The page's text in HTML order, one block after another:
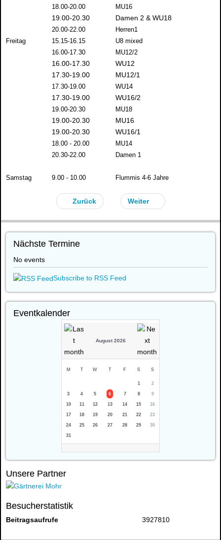
18.00-20.00 MU16
19.00-20.30 Damen 2 & WU18
20.00-22.00
Herren1
Freitag
15.15-16.15
U8 mixed
16.00-17.30
MU12/2
16.00-17.30
WU12
17.30-19.00
MU12/1
17.30-19.00 WU14
17.30-19.00 WU16/2
19.00-20.30 MU18
19.00-20.30
MU16
19.00-20.30
WU16/1
18.00 - 20.00
MU14
20.30-22.00
Damen 1
Samstag 9.00 - 10.00 Flummis 4-6 Jahre
Zurück Weiter
Nächste Termine
No events
Subscribe to RSS Feed
Eventkalender
August 2026
M T W T F S S
1 2
3 4 5 6 7 8 9
10 11 12 13 14 15 16
17 18 19 20 21 22 23
24 25 26 27 28 29 30
31
Unsere Partner
Besucherstatistik
Beitragsaufrufe 3927810